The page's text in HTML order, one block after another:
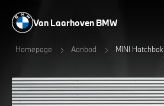
Van Laarhoven BMW
Homepage Aanbod MINI Hatchbak